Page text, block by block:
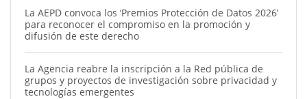
La AEPD convoca los ‘Premios Protección de Datos 2026’
para reconocer el compromiso en la promoción y
difusión de este derecho
La Agencia reabre la inscripción a la Red pública de
grupos y proyectos de investigación sobre privacidad y
tecnologías emergentes